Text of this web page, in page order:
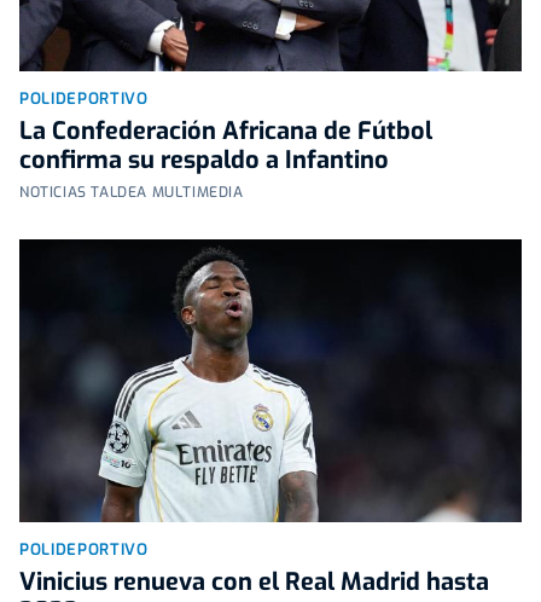
POLIDEPORTIVO
La Confederación Africana de Fútbol
confirma su respaldo a Infantino
NOTICIAS TALDEA MULTIMEDIA
POLIDEPORTIVO
Vinicius renueva con el Real Madrid hasta